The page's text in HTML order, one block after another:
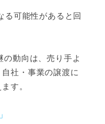
る可能性があると回
動向は、売り手よ
社・事業の譲渡に
す。